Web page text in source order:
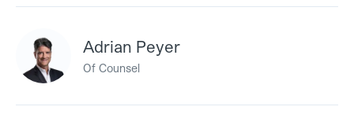
Adrian Peyer
Of Counsel